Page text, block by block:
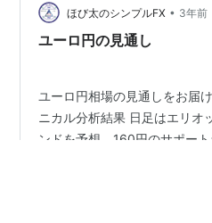
の積極的な利下げ示唆・日銀
ランプ大統領の関税…
ほび太のシンプルFX • 3年前
ユーロ円の見通し